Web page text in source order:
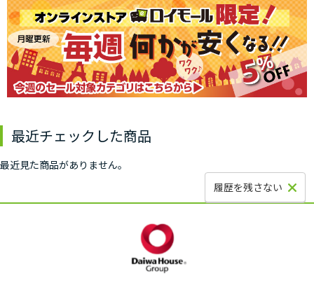
最近チェックした商品
最近見た商品がありません。
履歴を残さない